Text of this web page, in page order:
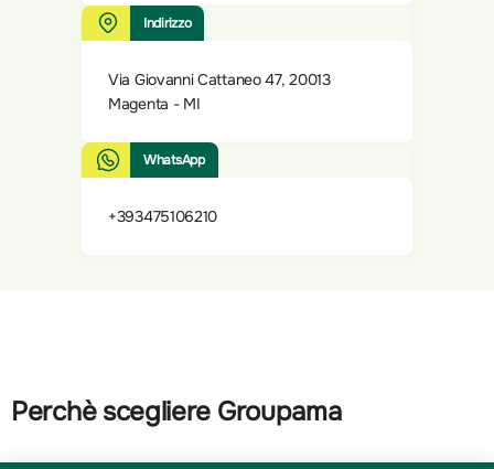
Indirizzo
Via Giovanni Cattaneo 47, 20013
Magenta - MI
WhatsApp
+393475106210
Perchè scegliere Groupama